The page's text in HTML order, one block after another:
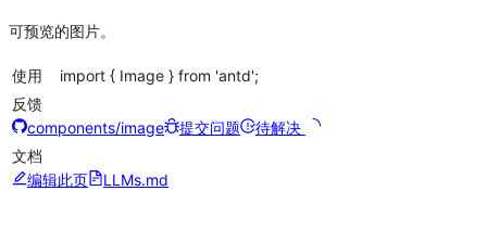
可预览的图片。
使用
import { Image } from 'antd';
反馈
components/image
提交问题
待解决
文档
编辑此页
LLMs.md